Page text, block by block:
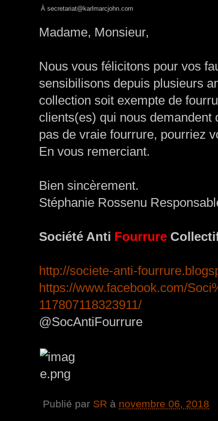
À secretariat@karlmarcjohn.com
Madame, Monsieur,
Nous vous félicitons pour vos
sensibilisons depuis plusieurs
collection soit exempte de
clients(es) qui nous
pas de vraie fourrure, pourriez
En vous remerciant.
Bien sincèrement.
Stéphanie Rossenu
Société Anti Fourrure
http://societe-anti-fourrure.
https://www.facebook.com/
117807118323911/
@SocAntiFourrure
Publié par SR à novembre 06, 2018